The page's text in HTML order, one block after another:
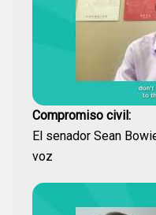
Compromiso civil:
El senador Sean
voz